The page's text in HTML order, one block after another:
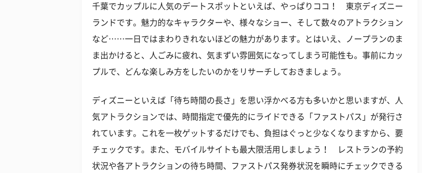
千葉でカップルに人気のデートスポットといえば、やっぱりココ！ 東京ディズニー
ランドです。魅力的なキャラクターや、様々なショー、そして数々のアトラクション
など……一日ではまわりきれないほどの魅力があります。とはいえ、ノープランのま
ま出かけると、人ごみに疲れ、気まずい雰囲気になってしまう可能性も。事前にカッ
プルで、どんな楽しみ方をしたいのかをリサーチしておきましょう。
ディズニーといえば「待ち時間の長さ」を思い浮かべる方も多いかと思いますが、人
気アトラクションでは、時間指定で優先的にライドできる「ファストパス」が発行さ
れています。これを一枚ゲットするだけでも、負担はぐっと少なくなりますから、要
チェックです。また、モバイルサイトも最大限活用しましょう！ レストランの予約
状況や各アトラクションの待ち時間、ファストパス発券状況を瞬時にチェックできる